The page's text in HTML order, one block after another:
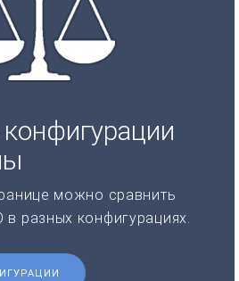
можно сравнить
разных конфигурациях.